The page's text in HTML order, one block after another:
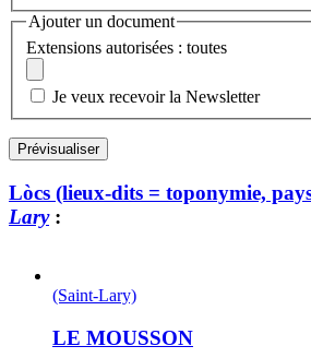
Ajouter un document
Extensions autorisées : toutes
Je veux recevoir la Newsletter
Lòcs (lieux-dits = toponymie,
Lary:
(Saint-Lary)
LE MOUSSON